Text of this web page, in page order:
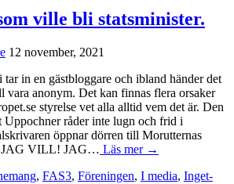
ville bli statsminister.
12 november, 2021
in en gästbloggare och ibland händer det
vara anonym. Det kan finnas flera orsaker
styrelse vet alla alltid vem det är. Den
Uppochner råder inte lugn och frid i
öppnar dörren till Morutternas
VILL! JAG… Läs mer →
, FAS3, Föreningen, I media, Inget-